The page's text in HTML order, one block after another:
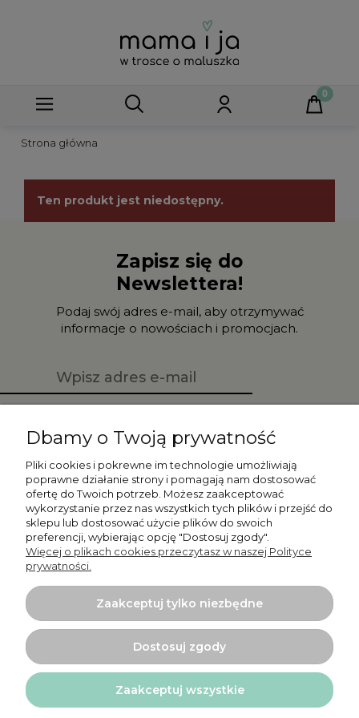
Strona główna
Ten produkt jest niedostępny.
Zapisz się do
Newslettera!
Podaj swój adres e-mail, aby otrzymywać
informacje o nowościach i promocjach.
Moje konto
Płatności i dostawa
Informacje
O nas
Projekt i wykonanie:Ecommercy.pl
Dbamy o Twoją prywatność
Pliki cookies i pokrewne im technologie umożliwiają
poprawne działanie strony i pomagają nam dostosować
ofertę do Twoich potrzeb. Możesz zaakceptować
wykorzystanie przez nas wszystkich tych plików i przejść do
sklepu lub dostosować użycie plików do swoich
preferencji, wybierając opcję "Dostosuj zgody".
Więcej o plikach cookies przeczytasz w naszej Polityce
prywatności.
Zaakceptuj tylko niezbędne
Dostosuj zgody
Zaakceptuj wszystkie